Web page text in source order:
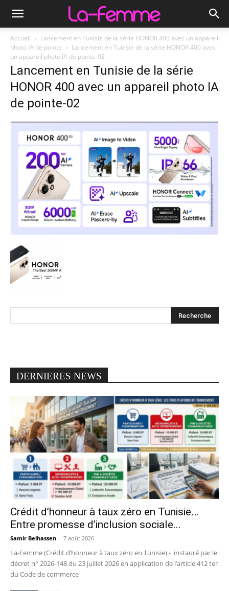
Accueil
Lancement en Tunisie de la série HONOR 400 avec un appareil
photo IA de pointe
Lancement en Tunisie de la série HONOR 400 avec
un appareil photo IA de pointe-02
Lancement en Tunisie de la série
HONOR 400 avec un appareil photo IA
de pointe-02
DERNIERES NEWS
Crédit d’honneur à taux zéro en Tunisie…
Entre promesse d’inclusion sociale...
Samir Belhassen - 7 août 2026
La-Femme (Crédit d’honneur à taux zéro en Tunisie) - instauré par le
décret n° 2026-148 du 23 juillet 2026 en application de l’article 412 ter
du Code de commerce